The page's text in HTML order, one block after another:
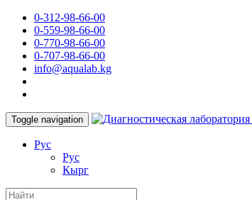
0-312-98-66-00
0-559-98-66-00
0-770-98-66-00
0-707-98-66-00
info@aqualab.kg
Toggle navigation
Руc
Руc
Кырг